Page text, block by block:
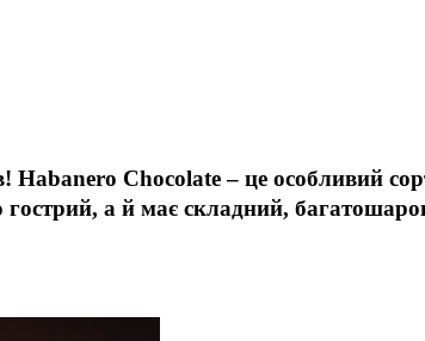
Habanero Chocolate – це особливий
гострий, а й має складний,